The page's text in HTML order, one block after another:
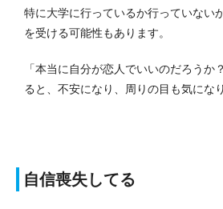
特に大学に行っているか行っていない
を受ける可能性もあります。
「本当に自分が恋人でいいのだろうか
ると、不安になり、周りの目も気にな
自信喪失してる